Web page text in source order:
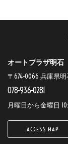
オートプラザ明石
〒674-0066 兵庫県
078-936-0281
月曜日から金曜日
ACCESS MAP